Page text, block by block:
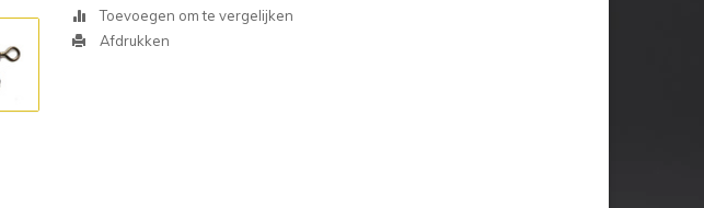
Toevoegen om te vergelijken
Afdrukken